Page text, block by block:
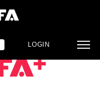
LOGIN